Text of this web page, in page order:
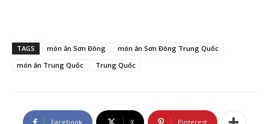
TAGS món ăn Sơn Đông
món ăn Sơn Đông Trung Quốc
món ăn Trung Quốc
Trung Quốc
Facebook X Pinterest